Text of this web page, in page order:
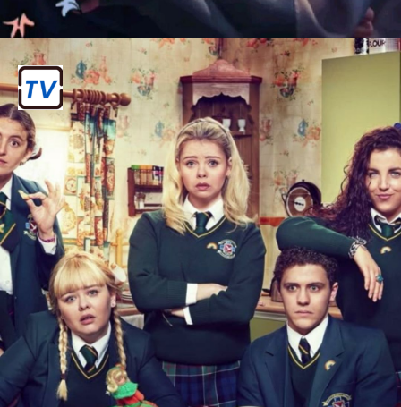
हेअरट्सतोप्पेर (Heartstopper)
LGBTQ सीरीज़ पर आधारित यह सीरीज़ अपनी
मासूमियत और इमोशनल गहराई के लिए सराही
जाती है।